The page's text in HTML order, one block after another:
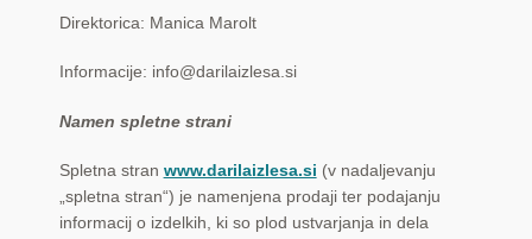
Direktorica: Manica Marolt
Informacije: info@darilaizlesa.si
Namen spletne strani
Spletna stran www.darilaizlesa.si (v nadaljevanju
„spletna stran“) je namenjena prodaji ter podajanju
informacij o izdelkih, ki so plod ustvarjanja in dela